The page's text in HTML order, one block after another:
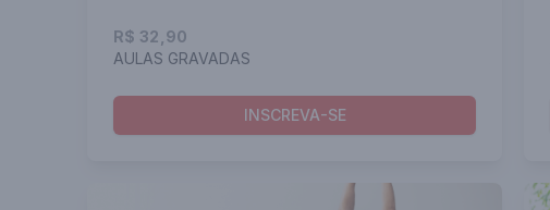
R$ 32,90
AULAS GRAVADAS
INSCREVA-SE